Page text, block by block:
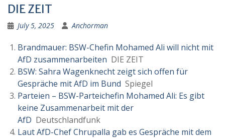
DIE ZEIT
July 5, 2025 Anchorman
Brandmauer: BSW-Chefin Mohamed Ali will nicht mit
AfD zusammenarbeiten DIE ZEIT
BSW: Sahra Wagenknecht zeigt sich offen für
Gespräche mit AfD im Bund Spiegel
Parteien – BSW-Parteichefin Mohamed Ali: Es gibt
keine Zusammenarbeit mit der
AfD Deutschlandfunk
Laut AfD-Chef Chrupalla gab es Gespräche mit dem